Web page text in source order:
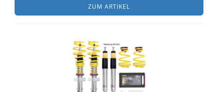
ZUM ARTIKEL